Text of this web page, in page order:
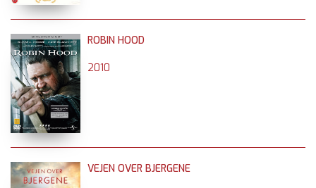
ROBIN HOOD
2010
VEJEN OVER BJERGENE